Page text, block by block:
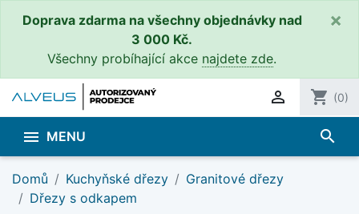
Doprava zdarma na všechny objednávky nad
3 000 Kč.
Všechny probíhající akce najdete zde.
×
 shopping_cart (0)
 MENU search
Domů Kuchyňské dřezy
Granitové dřezy
Dřezy s odkapem